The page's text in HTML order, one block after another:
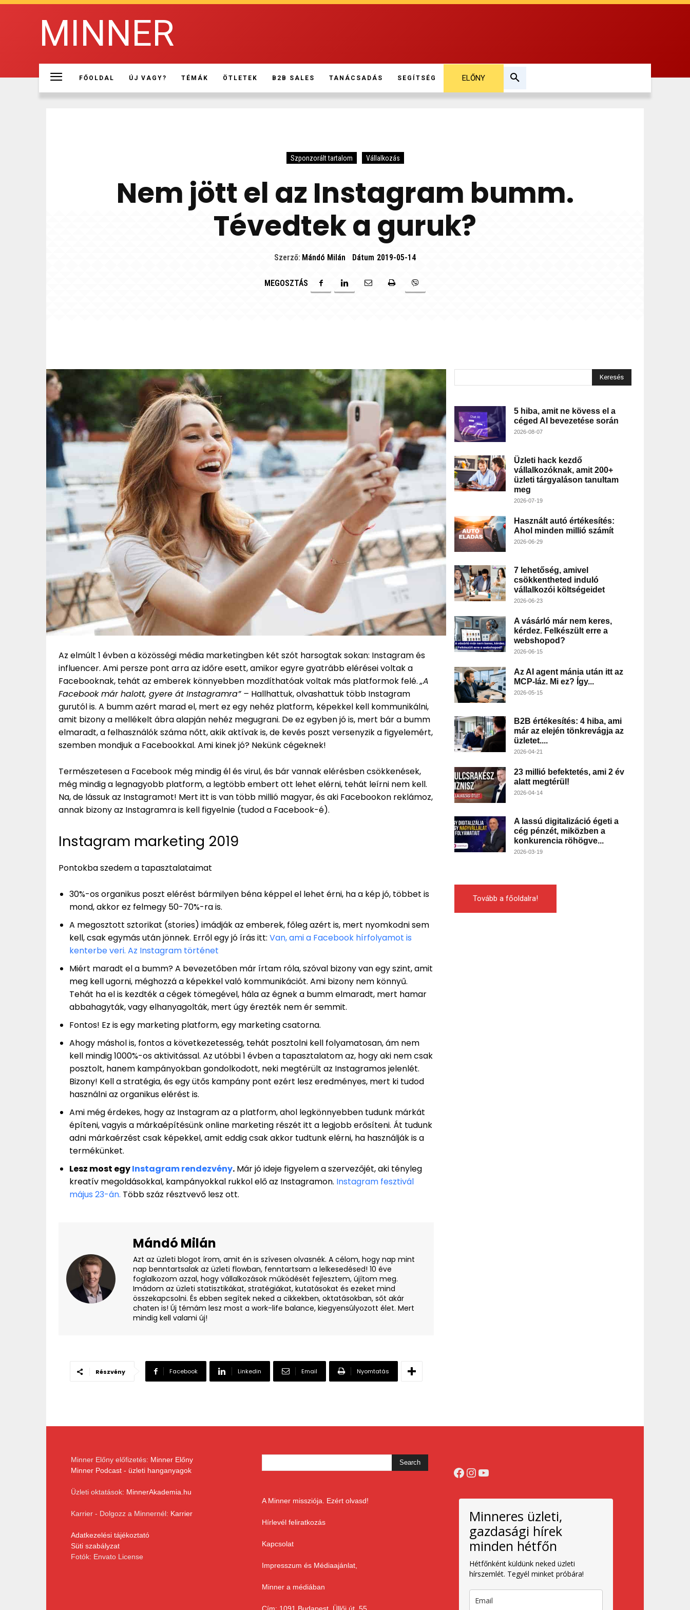
MINNER
FŐOLDAL ÚJ VAGY? TÉMÁK ÖTLETEK B2B SALES TANÁCSADÁS SEGÍTSÉG ELŐNY
Szponzorált tartalom Vállalkozás
Nem jött el az Instagram bumm.
Tévedtek a guruk?
Szerző: Mándó Milán Dátum 2019-05-14
MEGOSZTÁS
Az elmúlt 1 évben a közösségi média marketingben két szót harsogtak sokan: Instagram és
influencer. Ami persze pont arra az időre esett, amikor egyre gyatrább elérései voltak a
Facebooknak, tehát az emberek könnyebben mozdíthatóak voltak más platformok felé.„A
Facebook már halott, gyere át Instagramra” – Hallhattuk, olvashattuk több Instagram
gurutól is. A bumm azért marad el, mert ez egy nehéz platform, képekkel kell kommunikálni,
amit bizony a mellékelt ábra alapján nehéz megugrani. De ez egyben jó is, mert bár a bumm
elmaradt, a felhasználók száma nőtt, akik aktívak is, de kevés poszt versenyzik a figyelemért,
szemben mondjuk a Facebookkal. Ami kinek jó? Nekünk cégeknek!
Természetesen a Facebook még mindig él és virul, és bár vannak elérésben csökkenések,
még mindig a legnagyobb platform, a legtöbb embert ott lehet elérni, tehát leírni nem kell.
Na, de lássuk az Instagramot! Mert itt is van több millió magyar, és aki Facebookon reklámoz,
annak bizony az Instagramra is kell figyelnie (tudod a Facebook-é).
Instagram marketing 2019
Pontokba szedem a tapasztalataimat
30%-os organikus poszt elérést bármilyen béna képpel el lehet érni, ha a kép jó, többet is
mond, akkor ez felmegy 50-70%-ra is.
A megosztott sztorikat (stories) imádják az emberek, főleg azért is, mert nyomkodni sem
kell, csak egymás után jönnek. Erről egy jó írás itt: Van, ami a Facebook hírfolyamot is
kenterbe veri. Az Instagram történet
Miért maradt el a bumm? A bevezetőben már írtam róla, szóval bizony van egy szint, amit
meg kell ugorni, méghozzá a képekkel való kommunikációt. Ami bizony nem könnyű.
Tehát ha el is kezdték a cégek tömegével, hála az égnek a bumm elmaradt, mert hamar
abbahagyták, vagy elhanyagolták, mert úgy érezték nem ér semmit.
Fontos! Ez is egy marketing platform, egy marketing csatorna.
Ahogy máshol is, fontos a következetesség, tehát posztolni kell folyamatosan, ám nem
kell mindig 1000%-os aktivitással. Az utóbbi 1 évben a tapasztalatom az, hogy aki nem csak
posztolt, hanem kampányokban gondolkodott, neki megtérült az Instagramos jelenlét.
Bizony! Kell a stratégia, és egy ütős kampány pont ezért lesz eredményes, mert ki tudod
használni az organikus elérést is.
Ami még érdekes, hogy az Instagram az a platform, ahol legkönnyebben tudunk márkát
építeni, vagyis a márkaépítésünk online marketing részét itt a legjobb erősíteni. Át tudunk
adni márkaérzést csak képekkel, amit eddig csak akkor tudtunk elérni, ha használják is a
termékünket.
Lesz most egyInstagram rendezvény. Már jó ideje figyelem a szervezőjét, aki tényleg
kreatív megoldásokkal, kampányokkal rukkol elő az Instagramon. Instagram fesztivál
május 23-án. Több száz résztvevő lesz ott.
Mándó Milán
Azt az üzleti blogot írom, amit én is szívesen olvasnék. A célom, hogy nap mint
nap benntartsalak az üzleti flowban, fenntartsam a lelkesedésed! 10 éve
foglalkozom azzal, hogy vállalkozások működését fejlesztem, újítom meg.
Imádom az üzleti statisztikákat, stratégiákat, kutatásokat és ezeket mind
összekapcsolni. És ebben segítek neked a cikkekben, oktatásokban, sőt akár
chaten is! Új témám lesz most a work-life balance, kiegyensúlyozott élet. Mert
mindig kell valami új!
Részvény Facebook Linkedin Email Nyomtatás
Keresés
5 hiba, amit ne kövess el a
céged AI bevezetése során
2026-08-07
Üzleti hack kezdő
vállalkozóknak, amit 200+
üzleti tárgyaláson tanultam
meg
2026-07-19
Használt autó értékesítés:
Ahol minden millió számít
2026-06-29
7 lehetőség, amivel
csökkentheted induló
vállalkozói költségeidet
2026-06-23
A vásárló már nem keres,
kérdez. Felkészült erre a
webshopod?
2026-06-15
Az AI agent mánia után itt az
MCP-láz. Mi ez? Így...
2026-05-15
B2B értékesítés: 4 hiba, ami
már az elején tönkrevágja az
üzletet....
2026-04-21
23 millió befektetés, ami 2 év
alatt megtérül!
2026-04-14
A lassú digitalizáció égeti a
cég pénzét, miközben a
konkurencia röhögve...
2026-03-19
Tovább a főoldalra!
Minner Előny előfizetés: Minner Előny
Minner Podcast - üzleti hanganyagok
Üzleti oktatások: MinnerAkademia.hu
Karrier - Dolgozz a Minnernél: Karrier
Adatkezelési tájékoztató
Süti szabályzat
Fotók: Envato License
A Minner missziója. Ezért olvasd!
Hírlevél feliratkozás
Kapcsolat
Impresszum és Médiaajánlat,
Minner a médiában
Facebook
Instagram
YouTube
Minneres üzleti,
gazdasági hírek
minden hétfőn
Hétfőnként küldünk neked üzleti
hírszemlét. Tegyél minket próbára!